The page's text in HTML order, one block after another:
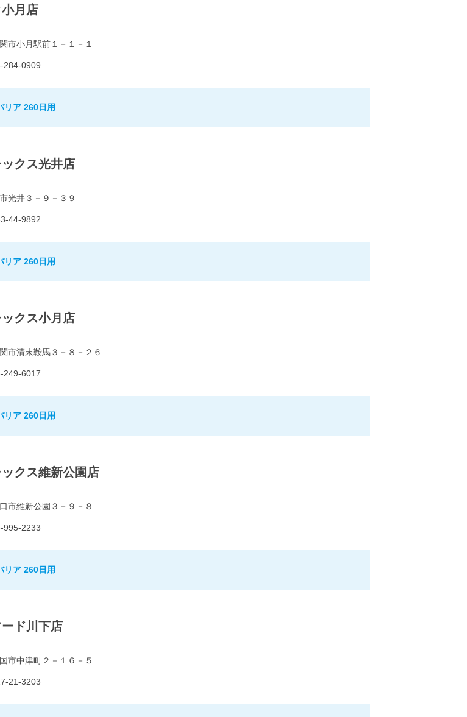
月店
市小月駅前１－１－１
284-0909
リア 260日用
クス光井店
光井３－９－３９
44-9892
リア 260日用
クス小月店
市清末鞍馬３－８－２６
249-6017
リア 260日用
クス維新公園店
市維新公園３－９－８
995-2233
リア 260日用
ド川下店
市中津町２－１６－５
21-3203